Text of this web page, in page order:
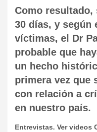
Como resultado,
30 días, y según
víctimas, el Dr
probable que
un hecho
primera vez que
con relación a
en nuestro país.
Entrevistas. Ver videos